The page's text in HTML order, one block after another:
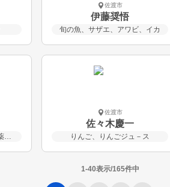
佐渡市
伊藤奨悟
旬の魚、サザエ、アワビ、イカ
しおざわ産コシヒカリ（農薬不使用米、8割減農薬米）
佐渡市
佐々木慶一
りんご、りんごジュ－ス
1-40表示/165件中